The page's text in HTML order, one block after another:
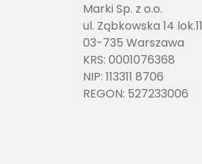
Marki Sp. z o.o.
ul. Ząbkowska 14 lok.11
03-735 Warszawa
KRS: 0001076368
NIP: 113311 8706
REGON: 527233006